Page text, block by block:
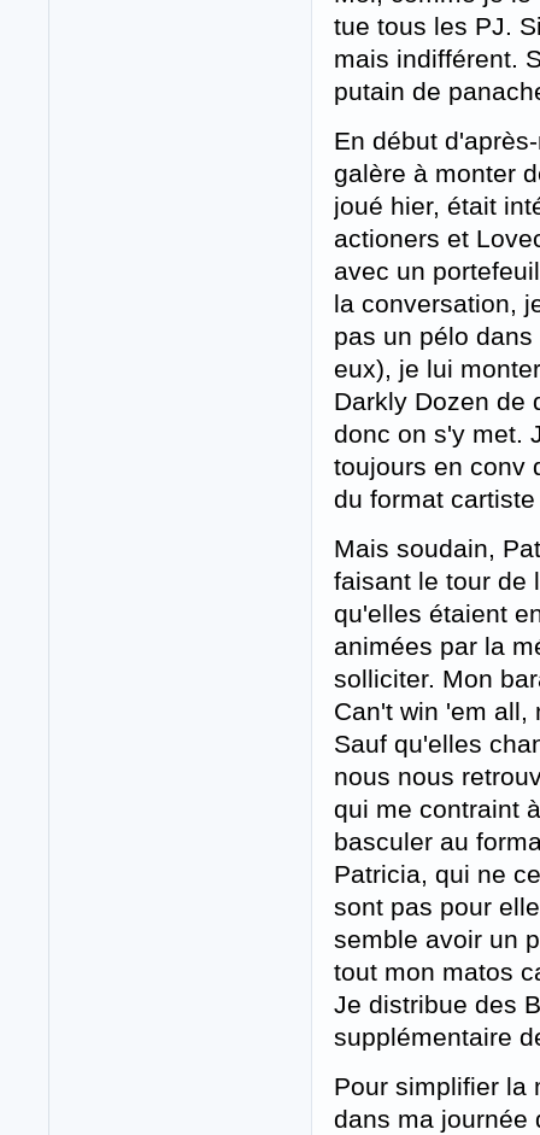
tue tous les PJ.
mais indifférent.
putain de
En début
galère à monter
joué hier, était
actioners et
avec un
la conversation,
pas un pélo
eux), je lui
Darkly Dozen de
donc on s'y met.
toujours en conv
du format
Mais soudain,
faisant le tour de
qu'elles étaient
animées par la
solliciter. Mon
Can't win 'em all,
Sauf qu'elles
nous nous
qui me contraint
basculer au
Patricia, qui ne
sont pas pour
semble avoir un
tout mon matos
Je distribue des
supplémentaire
Pour simplifier la
dans ma journée